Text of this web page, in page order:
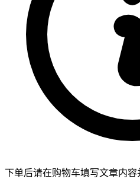
下单后请在购物车填写文章内